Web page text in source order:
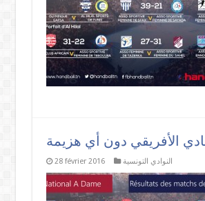
28 février 2016 النوادي التونسية